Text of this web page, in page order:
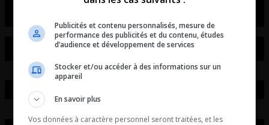
Publicités et contenu personnalisés, mesure de
performance des publicités et du contenu, études
d’audience et développement de services
Stocker et/ou accéder à des informations sur un
appareil
En savoir plus
Vos données à caractère personnel seront traitées, et les